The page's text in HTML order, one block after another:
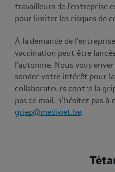
travailleurs de l’entreprise
pour limiter les risques de
À la demande de
vaccination peut être
l’automne. Nous vous
sonder votre intérêt pour
collaborateurs contre la
pas ce mail, n’hésitez pas à
griep@mediwet.be.